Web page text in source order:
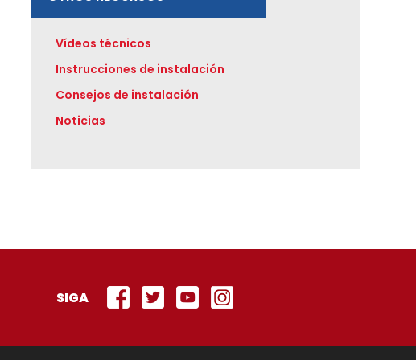
Vídeos técnicos
Instrucciones de instalación
Consejos de instalación
Noticias
SIGA